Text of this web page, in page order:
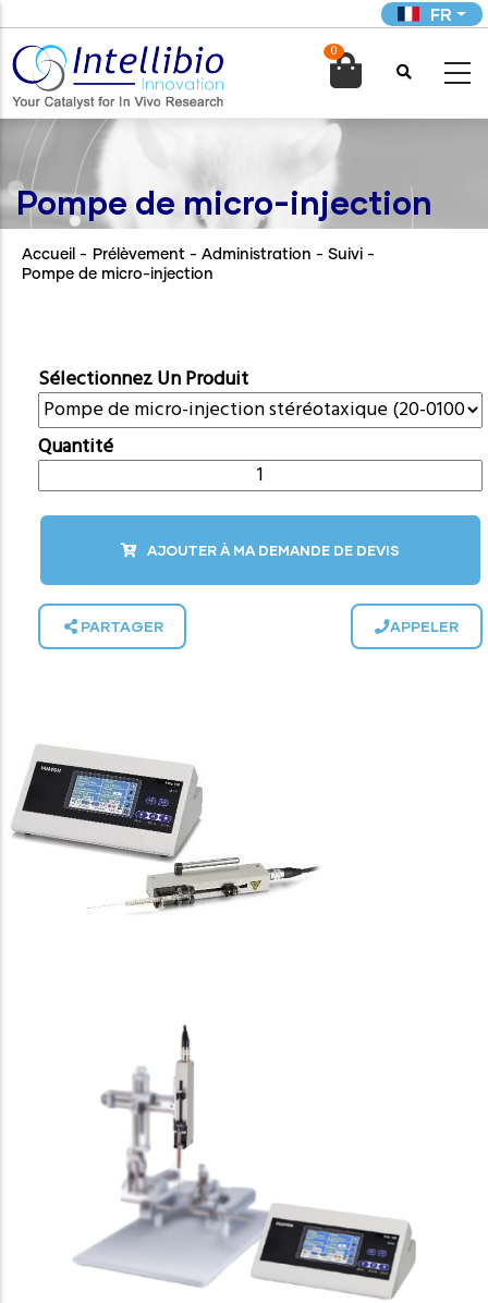
au
contenu
principal
FR
0

Pompe de micro-injection
Accueil - Prélèvement - Administration - Suivi -
Pompe de micro-injection
Sélectionnez Un Produit
Quantité
AJOUTER À MA DEMANDE DE DEVIS
PARTAGER APPELER